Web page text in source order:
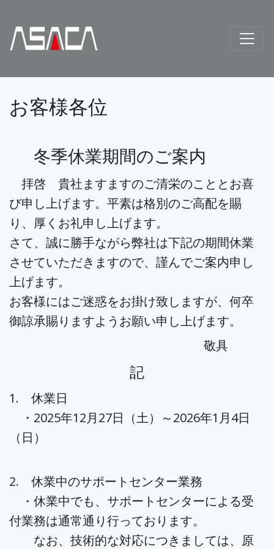
お客様各位
冬季休業期間のご案内
拝啓 貴社ますますのご清栄のこととお喜
び申し上げます。平素は格別のご高配を賜
り、厚くお礼申し上げます。
さて、誠に勝手ながら弊社は下記の期間休業
させていただきますので、謹んでご案内申し
上げます。
お客様にはご迷惑をお掛け致しますが、何卒
御諒承賜りますようお願い申し上げます。
敬具
記
1. 休業日
・2025年12月27日（土）～2026年1月4日
（日）
2. 休業中のサポートセンター業務
・休業中でも、サポートセンターによる受
付業務は通常通り行っております。
なお、技術的な対応につきましては、原